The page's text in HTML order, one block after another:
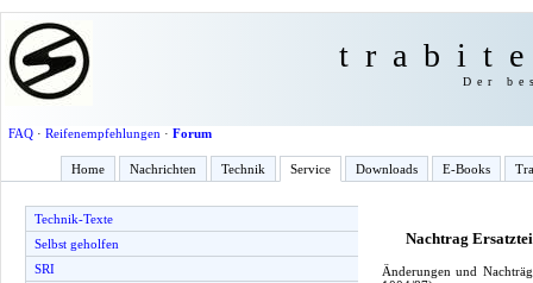
Der
FAQ· Reifenempfehlungen · Forum
Home Nachrichten Technik Service Downloads E-Books
Technik-Texte
Selbst geholfen
SRI
Nachtrag
Änderungen und